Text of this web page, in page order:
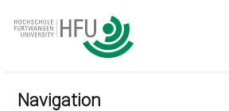
Navigation